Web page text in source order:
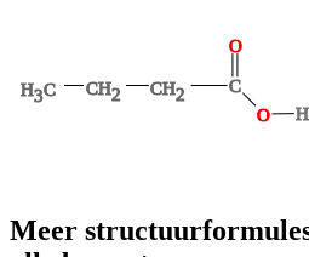
H3C CH2 CH2
C
O
H
O
Meer